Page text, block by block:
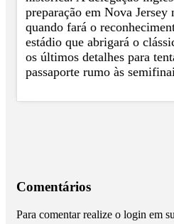
preparação em Nova Jersey
quando fará o
estádio que abrigará o
os últimos detalhes para
passaporte rumo às
Comentários
Para comentar realize o login em